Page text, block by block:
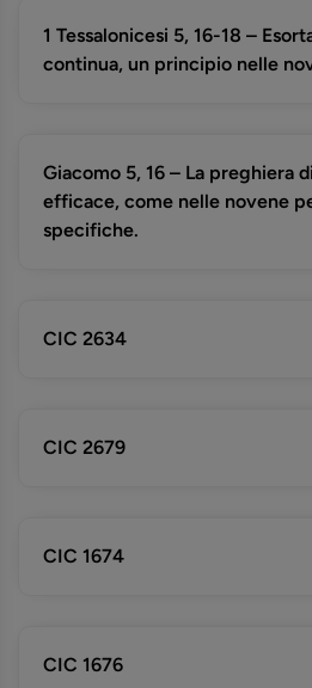
1 Tessalonicesi 5, 16-18 –
continua, un principio nelle
Giacomo 5, 16 – La preghiera
efficace, come nelle novene
specifiche.
CIC 2634
CIC 2679
CIC 1674
CIC 1676